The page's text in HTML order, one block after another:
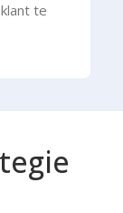
te